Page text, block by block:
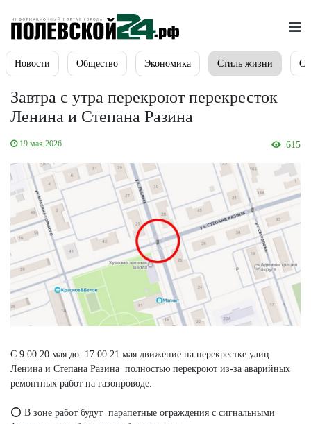
Новости Общество Экономика Стиль жизни
Завтра с утра перекроют перекресток
Ленина и Степана Разина
19 мая 2026 615
С 9:00 20 мая до 17:00 21 мая движение на перекрестке улиц
Ленина и Степана Разина полностью перекроют из-за аварийных
ремонтных работ на газопроводе.
⭕️ В зоне работ будут парапетные ограждения с сигнальными